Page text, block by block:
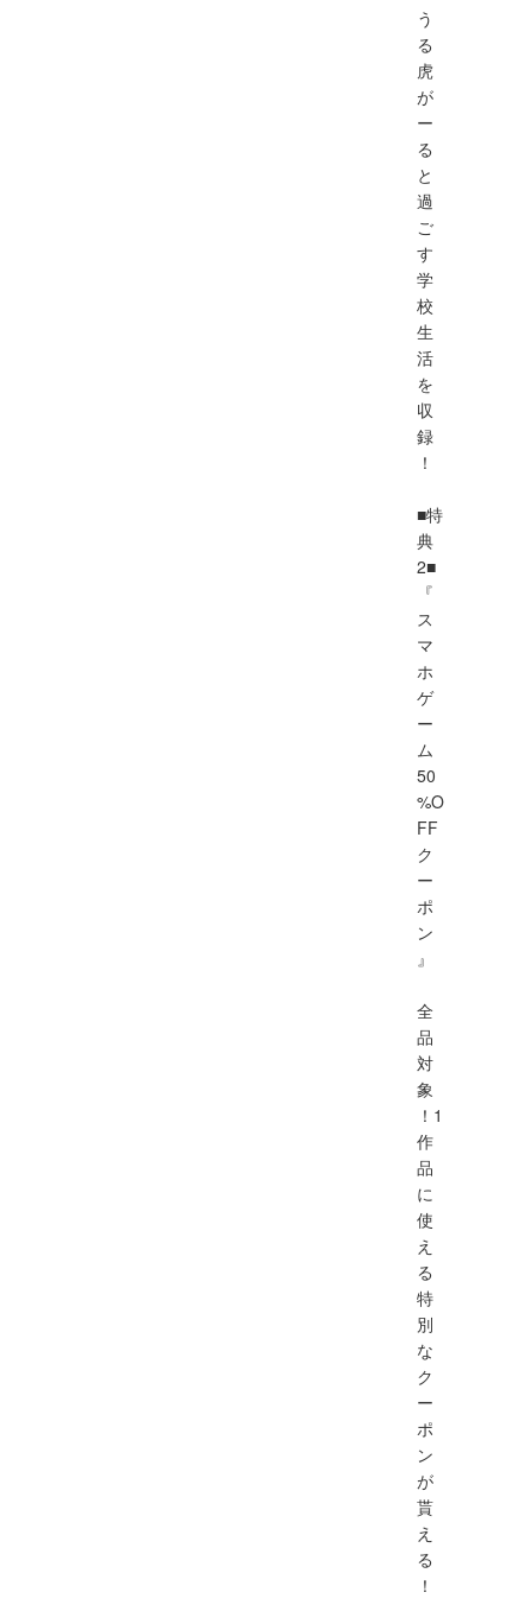
う
る
虎
が
ー
る
と
過
ご
す
学
校
生
活
を
収
録
！
■特
典
2■
『
ス
マ
ホ
ゲ
ー
ム
50
%O
FF
ク
ー
ポ
ン
』
全
品
対
象
！1
作
品
に
使
え
る
特
別
な
ク
ー
ポ
ン
が
貰
え
る
！